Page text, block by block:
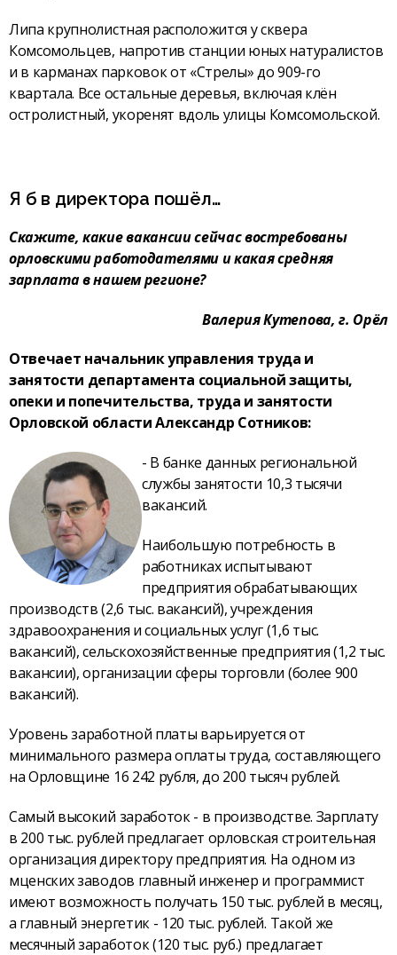
Липа крупнолистная расположится у сквера
Комсомольцев, напротив станции юных натуралистов
и в карманах парковок от «Стрелы» до 909-го
квартала. Все остальные деревья, включая клён
остролистный, укоренят вдоль улицы Комсомольской.
Я б в директора пошёл…
Скажите, какие вакансии сейчас востребованы
орловскими работодателями и какая средняя
зарплата в нашем регионе?
Валерия Кутепова, г. Орёл
Отвечает начальник управления труда и
занятости департамента социальной защиты,
опеки и попечительства, труда и занятости
Орловской области Александр Сотников:
- В банке данных региональной
службы занятости 10,3 тысячи
вакансий.
Наибольшую потребность в
работниках испытывают
предприятия обрабатывающих
производств (2,6 тыс. вакансий), учреждения
здравоохранения и социальных услуг (1,6 тыс.
вакансий), сельскохозяйственные предприятия (1,2 тыс.
вакансии), организации сферы торговли (более 900
вакансий).
Уровень заработной платы варьируется от
минимального размера оплаты труда, составляющего
на Орловщине 16 242 рубля, до 200 тысяч рублей.
Самый высокий заработок - в производстве. Зарплату
в 200 тыс. рублей предлагает орловская строительная
организация директору предприятия. На одном из
мценских заводов главный инженер и программист
имеют возможность получать 150 тыс. рублей в месяц,
а главный энергетик - 120 тыс. рублей. Такой же
месячный заработок (120 тыс. руб.) предлагает